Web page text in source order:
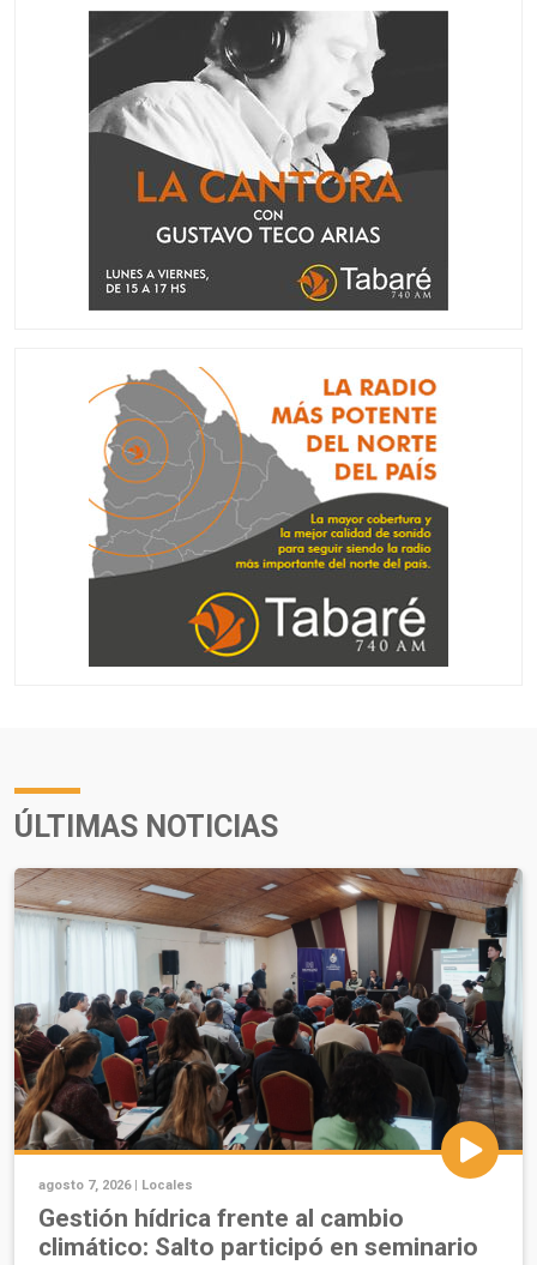
ÚLTIMAS NOTICIAS
agosto 7, 2026 | Locales
Gestión hídrica frente al cambio
climático: Salto participó en seminario